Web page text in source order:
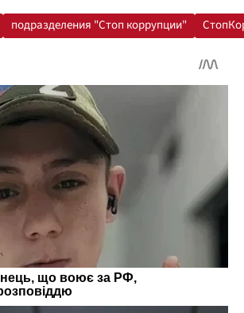
подразделения "Стоп коррупции"